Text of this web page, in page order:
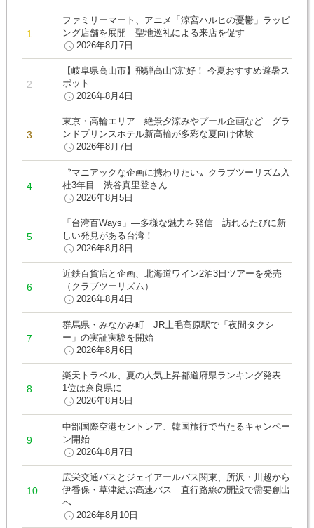
ファミリーマート、アニメ「涼宮ハルヒの憂鬱」ラッピ
ング店舗を展開 聖地巡礼による来店を促す
2026年8月7日
【岐阜県高山市】飛騨高山“涼”好！ 今夏おすすめ避暑ス
ポット
2026年8月4日
東京・高輪エリア 絶景夕涼みやプール企画など グラ
ンドプリンスホテル新高輪が多彩な夏向け体験
2026年8月7日
〝マニアックな企画に携わりたい〟クラブツーリズム入
社3年目 渋谷真里登さん
2026年8月5日
「台湾百Ways」―多様な魅力を発信 訪れるたびに新
しい発見がある台湾！
2026年8月8日
近鉄百貨店と企画、北海道ワイン2泊3日ツアーを発売
（クラブツーリズム）
2026年8月4日
群馬県・みなかみ町 JR上毛高原駅で「夜間タクシ
ー」の実証実験を開始
2026年8月6日
楽天トラベル、夏の人気上昇都道府県ランキング発表
1位は奈良県に
2026年8月5日
中部国際空港セントレア、韓国旅行で当たるキャンペー
ン開始
2026年8月7日
広栄交通バスとジェイアールバス関東、所沢・川越から
伊香保・草津結ぶ高速バス 直行路線の開設で需要創出
へ
2026年8月10日